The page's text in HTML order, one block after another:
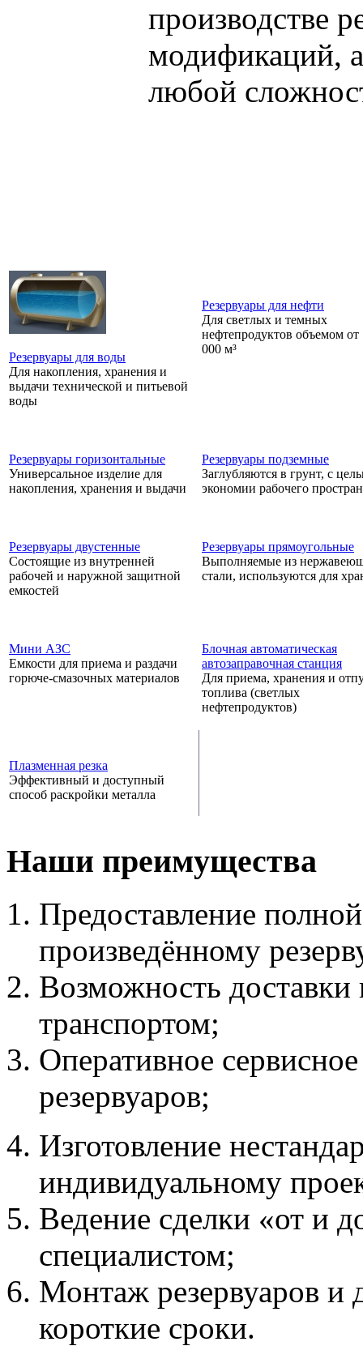
производстве
модификаций,
любой
Резервуары для воды
Для накопления, хранения и
выдачи технической и питьевой
воды
Резервуары для нефти
Для светлых и темных
нефтепродуктов объемом от
000 м³
Резервуары горизонтальные
Универсальное изделие для
накопления, хранения и выдачи
Резервуары подземные
Заглубляются в грунт, с
экономии рабочего
Резервуары двустенные
Состоящие из внутренней
рабочей и наружной защитной
емкостей
Резервуары прямоугольные
Выполняемые из
стали, используются для
Мини АЗС
Емкости для приема и раздачи
горюче-смазочных материалов
Блочная автоматическая
автозаправочная станция
Для приема, хранения и
топлива (светлых
нефтепродуктов)
Плазменная резка
Эффективный и доступный
способ раскройки металла
Наши преимущества
Предоставление
произведённому
Возможность
транспортом;
Оперативное
резервуаров;
Изготовление
индивидуальному
Ведение сделки «от и
специалистом;
Монтаж резервуаров и
короткие сроки.